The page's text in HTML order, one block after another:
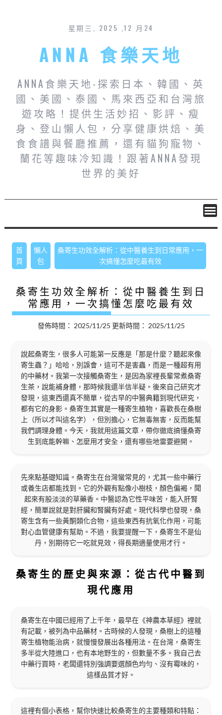
星期三, 2025 ,12 月24
ANNA 食樂天地
ANNA食樂天地-探索日本、韓國、英
國、美國、泰國、馬來西亞和台灣旅
遊攻略！提供生活妙招、影評、瘦
身、登山懶人包，分享健康烘焙、美
食食譜與餐廳推薦，還有貓狗寵物、
蘭花等趣味冷知識！跟著ANNA發現
世界的美好
首
頁
懶人
包
桑寄生功效全解析：從中醫養生到日常應用，一
次搞懂怎麼吃最有效
桑寄生功效全解析：從中醫養生到日
常應用，一次搞懂怎麼吃最有效
發佈時間： 2025/11/25 更新時間： 2025/11/25
說起桑寄生，很多人可能第一反應是「那是什麼？聽起來像
寄生蟲？」哈哈，別誤會，這可不是害蟲，而是一種超有用
的中藥材。我第一次接觸桑寄生，是因為家裡長輩常煮桑寄
生茶，說能補身體，那時候我還半信半疑。後來自己研究才
發現，這東西還真不簡單，從古早的中醫典籍到現代研究，
都有它的身影。桑寄生其實是一種寄生植物，喜歡長在桑樹
上（所以才叫這名字），但別擔心，它無毒無害，反而能幫
我們調理身體。今天，我就用這篇文章，帶你徹底搞懂桑寄
生到底能幹嘛、怎麼用才安全，還有哪些地雷要避開。
先來點基礎知識。桑寄生在台灣蠻常見的，尤其一些中藥行
或養生店都能找到。它的外觀有點像小樹枝，顏色偏褐，聞
起來有股淡淡的草藥香。中醫認為它性平味苦，能入肝腎
經，簡單說就是對肝臟和腎臟有好處。現代科學也發現，桑
寄生含有一些黃酮類化合物，這些東西有抗氧化作用，可能
對心血管健康有幫助。不過，我要提醒一下，桑寄生不是仙
丹，別期待它一吃就見效，得長期適量使用才行。
桑寄生的歷史與來源：從古代中醫到
現代應用
桑寄生在中國已經用了上千年，最早在《神農本草經》裡就
有記載，被列為中品藥材。古時候的人發現，桑樹上的這種
寄生植物能治病，就慢慢發展出各種用法。在台灣，桑寄生
多半從大陸進口，也有本地野生的，但數量不多。我自己去
中藥行買時，老闆還特別強調要選顏色均勻、沒有霉味的，
這樣品質才好。
這裡有個小表格，幫你快速比較桑寄生的主要種類和特點：